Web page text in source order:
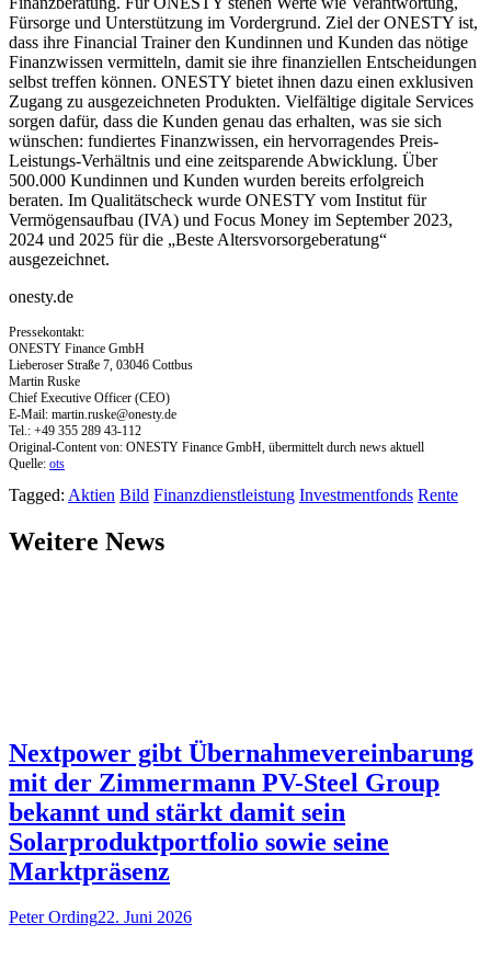
Fürsorge und Unterstützung im Vordergrund. Ziel der ONESTY ist,
dass ihre Financial Trainer den Kundinnen und Kunden das nötige
Finanzwissen vermitteln, damit sie ihre finanziellen Entscheidungen
selbst treffen können. ONESTY bietet ihnen dazu einen exklusiven
Zugang zu ausgezeichneten Produkten. Vielfältige digitale Services
sorgen dafür, dass die Kunden genau das erhalten, was sie sich
wünschen: fundiertes Finanzwissen, ein hervorragendes Preis-
Leistungs-Verhältnis und eine zeitsparende Abwicklung. Über
500.000 Kundinnen und Kunden wurden bereits erfolgreich
beraten. Im Qualitätscheck wurde ONESTY vom Institut für
Vermögensaufbau (IVA) und Focus Money im September 2023,
2024 und 2025 für die „Beste Altersvorsorgeberatung“
ausgezeichnet.
onesty.de
Pressekontakt:
ONESTY Finance GmbH
Lieberoser Straße 7, 03046 Cottbus
Martin Ruske
Chief Executive Officer (CEO)
E-Mail: martin.ruske@onesty.de
Tel.: +49 355 289 43-112
Original-Content von: ONESTY Finance GmbH, übermittelt durch news aktuell
Quelle: ots
Tagged: Aktien Bild Finanzdienstleistung Investmentfonds Rente
Weitere News
Nextpower gibt Übernahmevereinbarung
mit der Zimmermann PV-Steel Group
bekannt und stärkt damit sein
Solarproduktportfolio sowie seine
Marktpräsenz
Peter Ording22. Juni 2026